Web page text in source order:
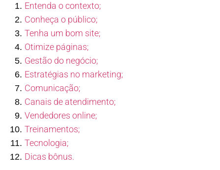
Entenda o contexto;
Conheça o público;
Tenha um bom site;
Otimize páginas;
Gestão do negócio;
Estratégias no marketing;
Comunicação;
Canais de atendimento;
Vendedores online;
Treinamentos;
Tecnologia;
Dicas bônus.